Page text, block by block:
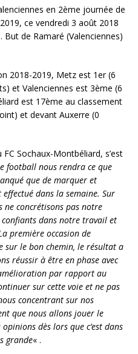
en 2ème journée de
ce vendredi 3 août 2018
de Ramaré (Valenciennes)
2018-2019, Metz est 1er (6
et Valenciennes est 3ème (6
est 17ème au classement
et devant Auxerre (0
Sochaux-Montbéliard, s’est
football nous rendra ce que
que de marquer et
dans la semaine. Sur
ne concrétisons pas notre
dans notre travail et
première occasion de
sur le bon chemin, le résultat a
réussir à être en phase avec
amélioration par rapport au
sur cette voie et ne pas
concentrant sur nos
que nous allons jouer le
dès lors que c’est dans
grande« .